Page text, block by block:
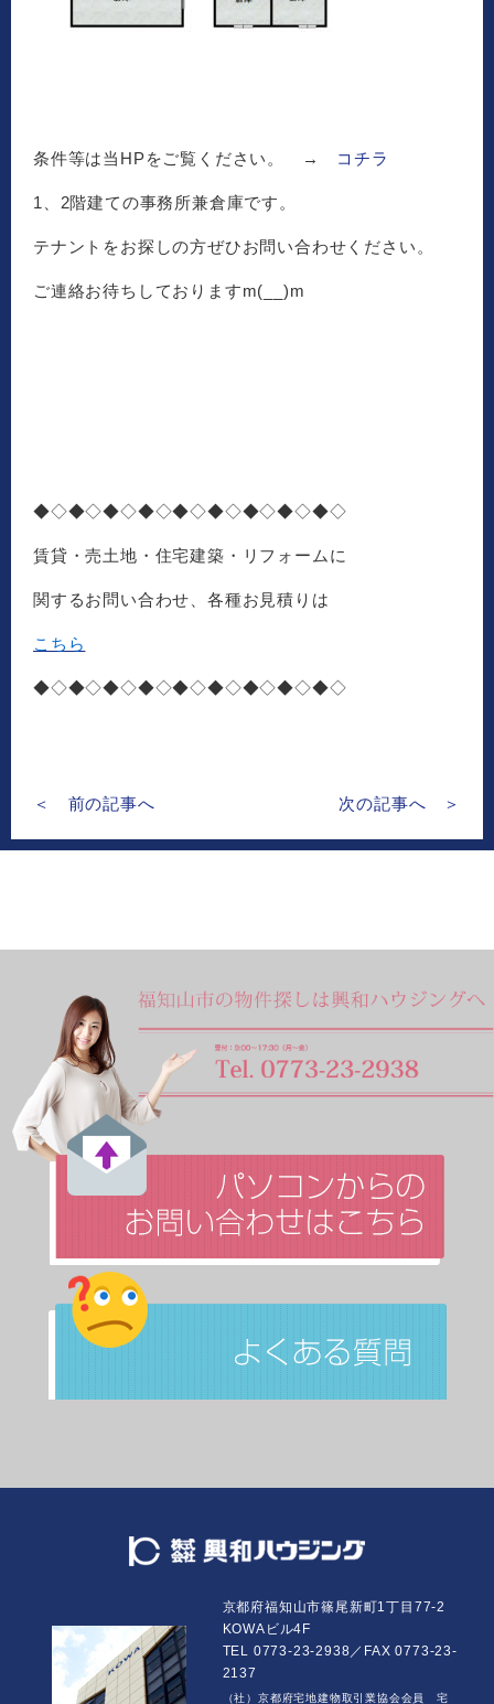
条件等は当HPをご覧ください。 → コチラ
1、2階建ての事務所兼倉庫です。
テナントをお探しの方ぜひお問い合わせください。
ご連絡お待ちしておりますm(__)m
◆◇◆◇◆◇◆◇◆◇◆◇◆◇◆◇◆◇
賃貸・売土地・住宅建築・リフォームに
関するお問い合わせ、各種お見積りは
こちら
◆◇◆◇◆◇◆◇◆◇◆◇◆◇◆◇◆◇
＜ 前の記事へ 次の記事へ ＞
京都府福知山市篠尾新町1丁目77-2
KOWAビル4F
TEL 0773-23-2938／FAX 0773-23-
2137
（社）京都府宅地建物取引業協会会員 宅